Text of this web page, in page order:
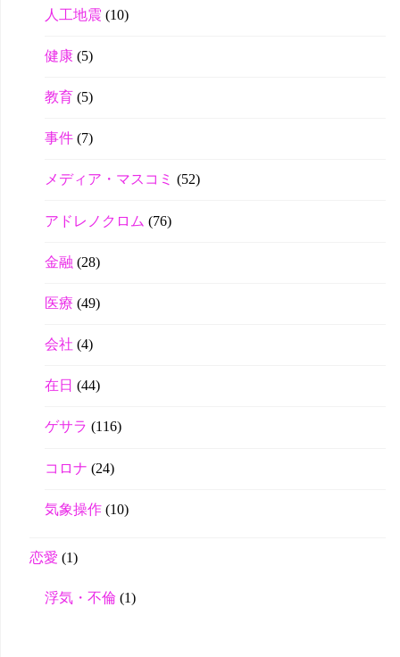
人工地震 (10)
健康(5)
教育(5)
事件(7)
メディア・マスコミ (52)
アドレノクロム (76)
金融 (28)
医療 (49)
会社 (4)
在日 (44)
ゲサラ (116)
コロナ (24)
気象操作(10)
恋愛 (1)
浮気・不倫 (1)